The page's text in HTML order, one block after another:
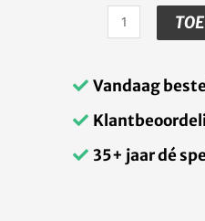
Vandaag
35+ jaar dé